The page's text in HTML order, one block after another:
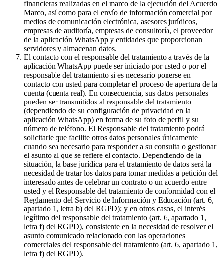
financieras realizadas en el marco de la ejecución del Acuerdo
Marco, así como para el envío de información comercial por
medios de comunicación electrónica, asesores jurídicos,
empresas de auditoría, empresas de consultoría, el proveedor
de la aplicación WhatsApp y entidades que proporcionan
servidores y almacenan datos.
El contacto con el responsable del tratamiento a través de la
aplicación WhatsApp puede ser iniciado por usted o por el
responsable del tratamiento si es necesario ponerse en
contacto con usted para completar el proceso de apertura de la
cuenta (cuenta real). En consecuencia, sus datos personales
pueden ser transmitidos al responsable del tratamiento
(dependiendo de su configuración de privacidad en la
aplicación WhatsApp) en forma de su foto de perfil y su
número de teléfono. El Responsable del tratamiento podrá
solicitarle que facilite otros datos personales únicamente
cuando sea necesario para responder a su consulta o gestionar
el asunto al que se refiere el contacto. Dependiendo de la
situación, la base jurídica para el tratamiento de datos será la
necesidad de tratar los datos para tomar medidas a petición del
interesado antes de celebrar un contrato o un acuerdo entre
usted y el Responsable del tratamiento de conformidad con el
Reglamento del Servicio de Información y Educación (art. 6,
apartado 1, letra b) del RGPD); y en otros casos, el interés
legítimo del responsable del tratamiento (art. 6, apartado 1,
letra f) del RGPD), consistente en la necesidad de resolver el
asunto comunicado relacionado con las operaciones
comerciales del responsable del tratamiento (art. 6, apartado 1,
letra f) del RGPD).